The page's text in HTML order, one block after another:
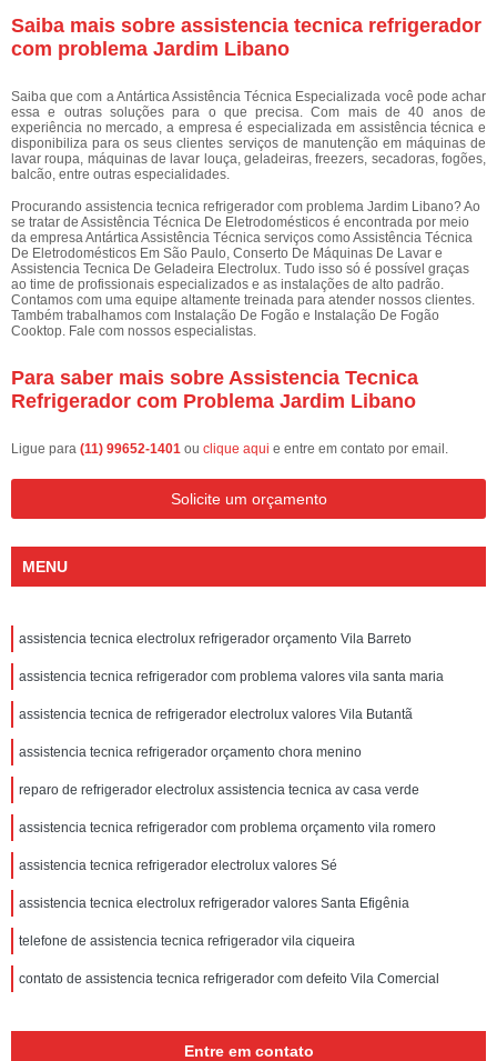
Saiba mais sobre assistencia tecnica refrigerador
com problema Jardim Libano
Saiba que com a Antártica Assistência Técnica Especializada você pode achar
essa e outras soluções para o que precisa. Com mais de 40 anos de
experiência no mercado, a empresa é especializada em assistência técnica e
disponibiliza para os seus clientes serviços de manutenção em máquinas de
lavar roupa, máquinas de lavar louça, geladeiras, freezers, secadoras, fogões,
balcão, entre outras especialidades.
Procurando assistencia tecnica refrigerador com problema Jardim Libano? Ao
se tratar de Assistência Técnica De Eletrodomésticos é encontrada por meio
da empresa Antártica Assistência Técnica serviços como Assistência Técnica
De Eletrodomésticos Em São Paulo, Conserto De Máquinas De Lavar e
Assistencia Tecnica De Geladeira Electrolux. Tudo isso só é possível graças
ao time de profissionais especializados e as instalações de alto padrão.
Contamos com uma equipe altamente treinada para atender nossos clientes.
Também trabalhamos com Instalação De Fogão e Instalação De Fogão
Cooktop. Fale com nossos especialistas.
Para saber mais sobre Assistencia Tecnica
Refrigerador com Problema Jardim Libano
Ligue para (11) 99652-1401 ou clique aqui e entre em contato por email.
Solicite um orçamento
MENU
assistencia tecnica electrolux refrigerador orçamento Vila Barreto
assistencia tecnica refrigerador com problema valores vila santa maria
assistencia tecnica de refrigerador electrolux valores Vila Butantã
assistencia tecnica refrigerador orçamento chora menino
reparo de refrigerador electrolux assistencia tecnica av casa verde
assistencia tecnica refrigerador com problema orçamento vila romero
assistencia tecnica refrigerador electrolux valores Sé
assistencia tecnica electrolux refrigerador valores Santa Efigênia
telefone de assistencia tecnica refrigerador vila ciqueira
contato de assistencia tecnica refrigerador com defeito Vila Comercial
Entre em contato